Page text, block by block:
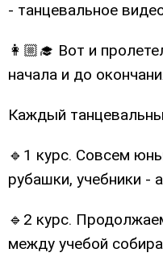
- танцевальное
👩🏼‍🎓 Вот и
начала и до
Каждый
🔹1 курс. Совсем
рубашки, учебники -
🔹2 курс.
между учебой